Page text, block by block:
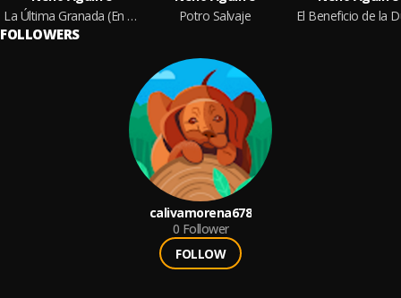
La Última Granada (En Vivo)
Potro Salvaje
El Beneficio de la
FOLLOWERS
calivamorena678
0 Follower
FOLLOW